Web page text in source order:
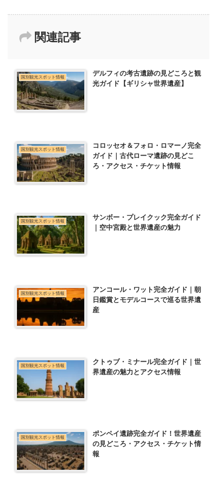
関連記事
国別観光スポット情報
デルフィの考古遺跡の見どころと観
光ガイド【ギリシャ世界遺産】
国別観光スポット情報
コロッセオ＆フォロ・ロマーノ完全
ガイド｜古代ローマ遺跡の見どこ
ろ・アクセス・チケット情報
国別観光スポット情報
サンボー・プレイクック完全ガイド
｜空中宮殿と世界遺産の魅力
国別観光スポット情報
アンコール・ワット完全ガイド｜朝
日鑑賞とモデルコースで巡る世界遺
産
国別観光スポット情報
クトゥブ・ミナール完全ガイド｜世
界遺産の魅力とアクセス情報
国別観光スポット情報
ポンペイ遺跡完全ガイド！世界遺産
の見どころ・アクセス・チケット情
報